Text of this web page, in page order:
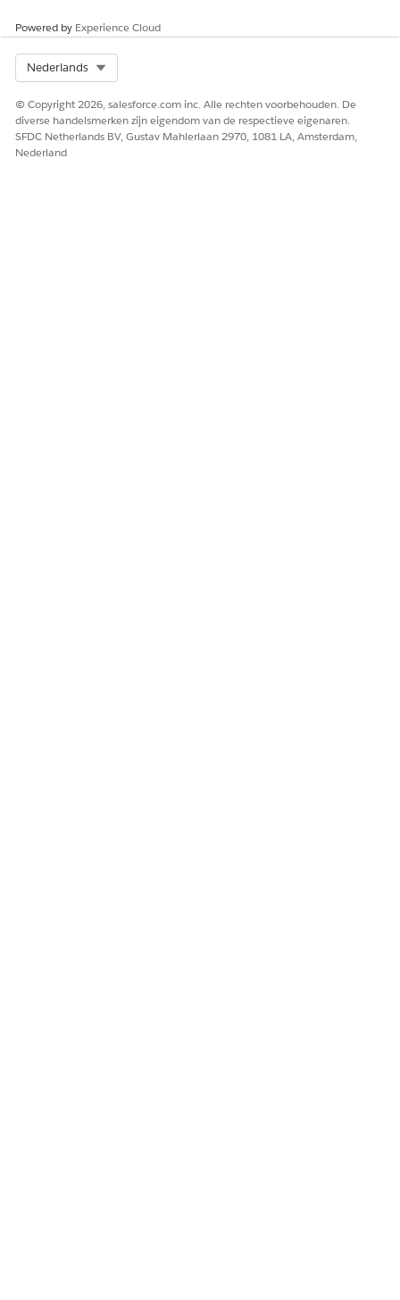
Powered by Experience Cloud
Nederlands
© Copyright 2026, salesforce.com inc. Alle rechten voorbehouden. De
diverse handelsmerken zijn eigendom van de respectieve eigenaren.
SFDC Netherlands BV, Gustav Mahlerlaan 2970, 1081 LA, Amsterdam,
Nederland